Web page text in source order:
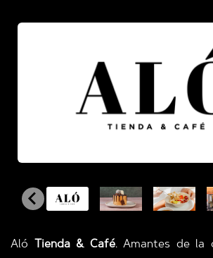
Aló Tienda & Café. Amantes de la